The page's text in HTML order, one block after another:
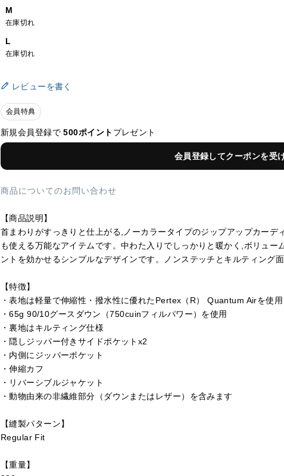
M
在庫切れ
L
在庫切れ
レビューを書く
会員特典
新規会員登録で500ポイント プレゼント
会員登録してクーポンを受
商品についてのお問い合わせ
【商品説明】
首まわりがすっきりと仕上がる,ノーカラータイプのジップアップカーデ
も使える万能なアイテムです。中わた入りでしっかりと暖かく,ボリュ
ントを効かせるシンプルなデザインです。ノンステッチとキルティング
【特徴】
・表地は軽量で伸縮性・撥水性に優れたPertex（R） Quantum Airを使用
・65g 90/10グースダウン（750cuinフィルパワー）を使用
・裏地はキルティング仕様
・隠しジッパー付きサイドポケットx2
・内側にジッパーポケット
・伸縮カフ
・リバーシブルジャケット
・動物由来の非繊維部分（ダウンまたはレザー）を含みます
【縫製パターン】
Regular Fit
【重量】